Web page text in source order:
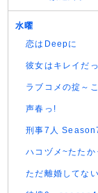
水曜
恋はDeepに
彼女はキレイだ
ラブコメの掟～
声春っ!
刑事7人
ハコヅメ~たた
ただ離婚してな